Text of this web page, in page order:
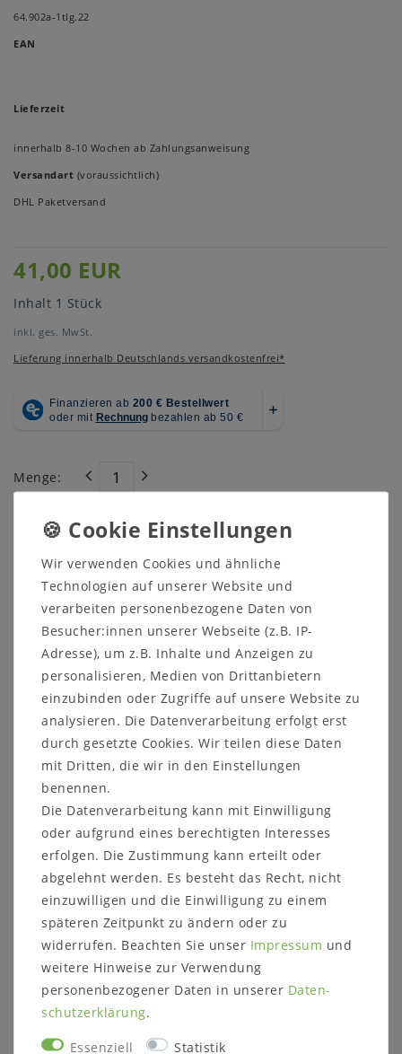
64.902a-1tlg.22
EAN
Lieferzeit
innerhalb 8-10 Wochen ab Zahlungsanweisung
Versandart (voraussichtlich)
DHL Paketversand
41,00 EUR
Inhalt 1 Stück
inkl. ges. MwSt.
Lieferung innerhalb Deutschlands versandkostenfrei*
Menge:
In den Warenkorb
Sicher
einkaufen
Schneller
Versand
Kostenlose
Beratung
05321 68599-0
Hier finden Sie weitere Möbel aus der Kindermöbel-
Serie INFANSKIDS.
Hier finden Sie weitere Möbel aus der Kindermöbel-
Serie TOBYKIDS.
Beschreibung
Prospekte
Produktsicherheit
Produktbewertung
Wir verwenden Cookies und ähnliche
Technologien auf unserer Website und
verarbeiten personenbezogene Daten von
Besucher:innen unserer Webseite (z.B. IP-
Adresse), um z.B. Inhalte und Anzeigen zu
personalisieren, Medien von Drittanbietern
einzubinden oder Zugriffe auf unsere Website zu
analysieren. Die Datenverarbeitung erfolgt erst
durch gesetzte Cookies. Wir teilen diese Daten
mit Dritten, die wir in den Einstellungen
benennen.
Die Datenverarbeitung kann mit Einwilligung
oder aufgrund eines berechtigten Interesses
erfolgen. Die Zustimmung kann erteilt oder
abgelehnt werden. Es besteht das Recht, nicht
einzuwilligen und die Einwilligung zu einem
späteren Zeitpunkt zu ändern oder zu
widerrufen. Beachten Sie unser Impressum und
weitere Hinweise zur Verwendung
personenbezogener Daten in unserer Daten­
schutz­erklärung.
Essenziell Statistik